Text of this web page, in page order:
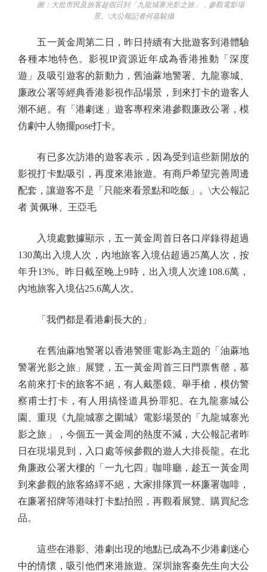
圖：大批市民及旅客趁假日到「九龍城寨光影之旅」，參觀電影場
景。\大公報記者何嘉駿攝
五一黃金周第二日，昨日持續有大批遊客到港體驗
各種本地特色。影視IP資源近年成為香港推動「深度
遊」及吸引遊客的新動力，舊油蔴地警署、九龍寨城、
廉政公署等經典香港影視作品場景，到來打卡的遊客人
潮不絕。有「港劇迷」遊客專程來港參觀廉政公署，模
仿劇中人物擺pose打卡。
有已多次訪港的遊客表示，因為受到這些新開放的
影視打卡點吸引，再度來港旅遊。有商戶希望完善周邊
配套，讓遊客不是「只能來看景點和吃飯」。\大公報記
者 黃佩琳、王亞毛
入境處數據顯示，五一黃金周首日各口岸錄得超過
130萬出入境人次，內地旅客入境佔超過25萬人次，按
年升13%。昨日截至晚上9時，出入境人次達108.6萬，
內地旅客入境佔25.6萬人次。
「我們都是看港劇長大的」
在舊油蔴地警署以香港警匪電影為主題的「油蔴地
警署光影之旅」展覽，五一黃金周首三日門票售罄，慕
名前來打卡的旅客不絕，有人戴墨鏡、舉手槍，模仿警
察甫士打卡，有人用搞怪道具扮罪犯。在九龍寨城公
園、重現《九龍城寨之圍城》電影場景的「九龍城寨光
影之旅」，今個五一黃金周的熱度不減，大公報記者昨
日在現場見到，入口處等候參觀的遊人大排長龍。在北
角廉政公署大樓的「一九七四」咖啡廳，趁五一黃金周
到來參觀的旅客絡繹不絕，大家排隊買一杯廉署咖啡，
在廉署招牌等港味打卡點拍照，再觀看展覽、購買紀念
品。
這些在港影、港劇出現的地點已成為不少港劇迷心
中的情懷，吸引他們來港旅遊。深圳旅客秦先生向大公